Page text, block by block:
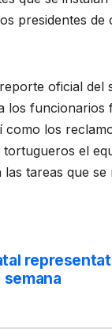
presidentes
oficial del
los
como los
el
tareas que
semana